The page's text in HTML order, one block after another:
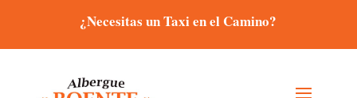
¿Necesitas un Taxi en el Camino?